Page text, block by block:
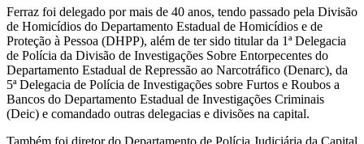
Ferraz foi delegado por mais de 40 anos, tendo passado pela Divisão
de Homicídios do Departamento Estadual de Homicídios e de
Proteção à Pessoa (DHPP), além de ter sido titular da 1ª Delegacia
de Polícia da Divisão de Investigações Sobre Entorpecentes do
Departamento Estadual de Repressão ao Narcotráfico (Denarc), da
5ª Delegacia de Polícia de Investigações sobre Furtos e Roubos a
Bancos do Departamento Estadual de Investigações Criminais
(Deic) e comandado outras delegacias e divisões na capital.